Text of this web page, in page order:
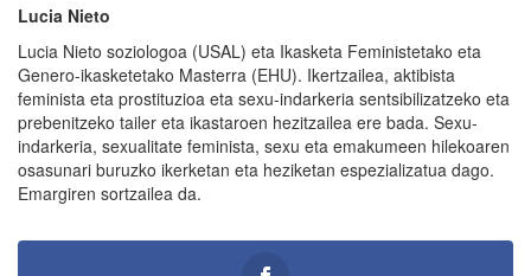
Lucia Nieto
Lucia Nieto soziologoa (USAL) eta Ikasketa Feministetako eta
Genero-ikasketetako Masterra (EHU). Ikertzailea, aktibista
feminista eta prostituzioa eta sexu-indarkeria sentsibilizatzeko eta
prebenitzeko tailer eta ikastaroen hezitzailea ere bada. Sexu-
indarkeria, sexualitate feminista, sexu eta emakumeen hilekoaren
osasunari buruzko ikerketan eta heziketan espezializatua dago.
Emargiren sortzailea da.